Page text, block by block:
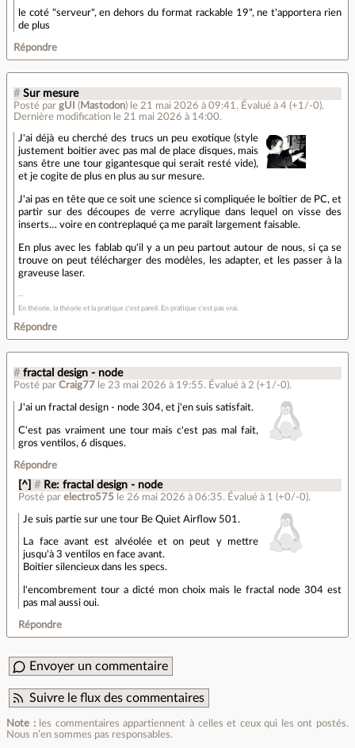
le coté "serveur", en dehors du format rackable 19", ne t'apportera rien
de plus
Répondre
# Sur mesure
Posté par gUI ( Mastodon) le 21 mai 2026 à 09:41 . Évalué à 4 (+1/-0).
Dernière modification le 21 mai 2026 à 14:00.
J'ai déjà eu cherché des trucs un peu exotique (style
justement boitier avec pas mal de place disques, mais
sans être une tour gigantesque qui serait resté vide),
et je cogite de plus en plus au sur mesure.
J'ai pas en tête que ce soit une science si compliquée le boîtier de PC, et
partir sur des découpes de verre acrylique dans lequel on visse des
inserts… voire en contreplaqué ça me paraît largement faisable.
En plus avec les fablab qu'il y a un peu partout autour de nous, si ça se
trouve on peut télécharger des modèles, les adapter, et les passer à la
graveuse laser.
En théorie, la théorie et la pratique c'est pareil. En pratique c'est pas vrai.
Répondre
# fractal design - node
Posté par Craig77 le 23 mai 2026 à 19:55. Évalué à 2 (+1/-0).
J'ai un fractal design - node 304, et j'en suis satisfait.
C'est pas vraiment une tour mais c'est pas mal fait,
gros ventilos, 6 disques.
Répondre
[^] # Re: fractal design - node
Posté parelectro575 le 26 mai 2026 à 06:35. Évalué à 1 (+0/-0).
Je suis partie sur une tour Be Quiet Airflow 501.
La face avant est alvéolée et on peut y mettre
jusqu'à 3 ventilos en face avant.
Boitier silencieux dans les specs.
l'encombrement tour a dicté mon choix mais le fractal node 304 est
pas mal aussi oui.
Répondre
Envoyer un commentaire
Suivre le flux des commentaires
Note :les commentaires appartiennent à celles et ceux qui les ont postés.
Nous n’en sommes pas responsables.